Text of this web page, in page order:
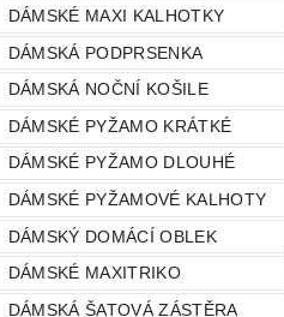
DÁMSKÉ MAXI KALHOTKY
DÁMSKÁ PODPRSENKA
DÁMSKÁ NOČNÍ KOŠILE
DÁMSKÉ PYŽAMO KRÁTKÉ
DÁMSKÉ PYŽAMO DLOUHÉ
DÁMSKÉ PYŽAMOVÉ KALHOTY
DÁMSKÝ DOMÁCÍ OBLEK
DÁMSKÉ MAXITRIKO
DÁMSKÁ ŠATOVÁ ZÁSTĚRA